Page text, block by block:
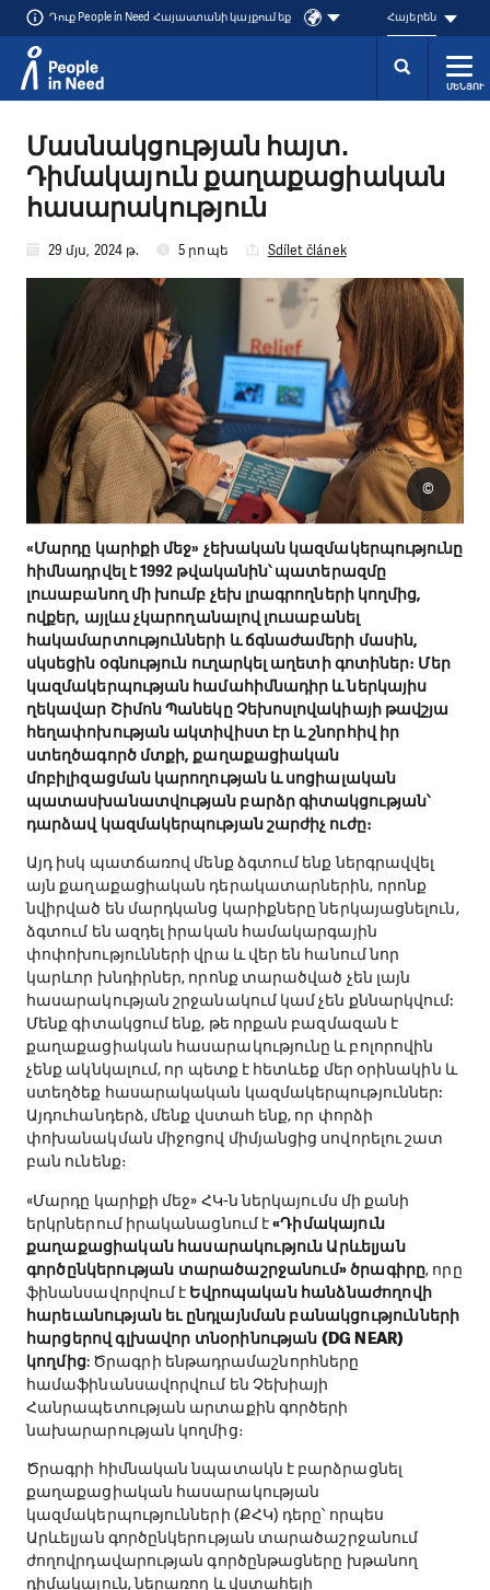
Դուք People in Need Հայաստանի կայքում եք Հայերեն
ՄԵՆՅՈՒ
Մասնակցության հայտ․
Դիմակայուն քաղաքացիական
հասարակություն
29 մյս, 2024 թ. 5 րոպե Sdílet článek
«Մարդը կարիքի մեջ» չեխական կազմակերպությունը
հիմնադրվել է 1992 թվականին՝ պատերազմը
լուսաբանող մի խումբ չեխ լրագրողների կողմից,
ովքեր, այլևս չկարողանալով լուսաբանել
հակամարտությունների և ճգնաժամերի մասին,
սկսեցին օգնություն ուղարկել աղետի գոտիներ։ Մեր
կազմակերպության համահիմնադիր և ներկայիս
ղեկավար Շիմոն Պանեկը Չեխոսլովակիայի թավշյա
հեղափոխության ակտիվիստ էր և շնորհիվ իր
ստեղծագործ մտքի, քաղաքացիական
մոբիլիզացման կարողության և սոցիալական
պատասխանատվության բարձր գիտակցության՝
դարձավ կազմակերպության շարժիչ ուժը։
©
Այդ իսկ պատճառով մենք ձգտում ենք ներգրավվել
այն քաղաքացիական դերակատարներին, որոնք
նվիրված են մարդկանց կարիքները ներկայացնելուն,
ձգտում են ազդել իրական համակարգային
փոփոխությունների վրա և վեր են հանում նոր
կարևոր խնդիրներ, որոնք տարածված չեն լայն
հասարակության շրջանակում կամ չեն քննարկվում:
Մենք գիտակցում ենք, թե որքան բազմազան է
քաղաքացիական հասարակությունը և բոլորովին
չենք ակնկալում, որ պետք է հետևեք մեր օրինակին և
ստեղծեք հասարակական կազմակերպություններ:
Այդուհանդերձ, մենք վստահ ենք, որ փորձի
փոխանակման միջոցով միմյանցից սովորելու շատ
բան ունենք։
«Մարդը կարիքի մեջ» ՀԿ-ն ներկայումս մի քանի
երկրներում իրականացնում է«Դիմակայուն
քաղաքացիական հասարակություն Արևելյան
գործընկերության տարածաշրջանում» ծրագիրը, որը
ֆինանսավորվում է Եվրոպական հանձնաժողովի
հարեւանության եւ ընդլայնման բանակցությունների
հարցերով գլխավոր տնօրինության (DG NEAR)
կողմից: Ծրագրի ենթադրամաշնորհները
համաֆինանսավորվում են Չեխիայի
Հանրապետության արտաքին գործերի
նախարարության կողմից։
Ծրագրի հիմնական նպատակն է բարձրացնել
քաղաքացիական հասարակության
կազմակերպությունների (ՔՀԿ) դերը՝ որպես
Արևելյան գործընկերության տարածաշրջանում
ժողովրդավարության գործընթացները խթանող
դիմակայուն, ներառող և վստահելի